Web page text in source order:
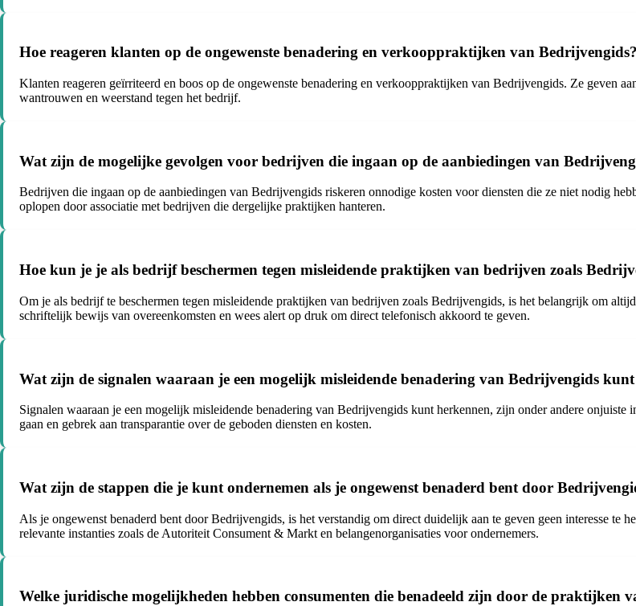
Hoe reageren klanten op de ongewenste benadering en verkooppraktijken van Bedrijvengids?
Klanten reageren geïrriteerd en boos op de ongewenste benadering en verkooppraktijken van Bedrijvengids. Ze geven
wantrouwen en weerstand tegen het bedrijf.
Wat zijn de mogelijke gevolgen voor bedrijven die ingaan op de aanbiedingen van
Bedrijven die ingaan op de aanbiedingen van Bedrijvengids riskeren onnodige kosten voor diensten die ze niet nodig
oplopen door associatie met bedrijven die dergelijke praktijken hanteren.
Hoe kun je je als bedrijf beschermen tegen misleidende praktijken van bedrijven zoals
Om je als bedrijf te beschermen tegen misleidende praktijken van bedrijven zoals Bedrijvengids, is het belangrijk om
schriftelijk bewijs van overeenkomsten en wees alert op druk om direct telefonisch akkoord te geven.
Wat zijn de signalen waaraan je een mogelijk misleidende benadering van Bedrijvengids
Signalen waaraan je een mogelijk misleidende benadering van Bedrijvengids kunt herkennen, zijn onder andere
gaan en gebrek aan transparantie over de geboden diensten en kosten.
Wat zijn de stappen die je kunt ondernemen als je ongewenst benaderd bent door
Als je ongewenst benaderd bent door Bedrijvengids, is het verstandig om direct duidelijk aan te geven geen interesse te
relevante instanties zoals de Autoriteit Consument & Markt en belangenorganisaties voor ondernemers.
Welke juridische mogelijkheden hebben consumenten die benadeeld zijn door de praktijken